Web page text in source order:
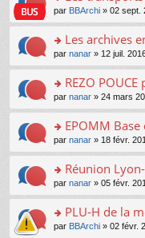
ré
c
e
nt
pl
u
s
ré
c
e
nt
n
le
pl
u
s
ré
c
e
nt
g
e
n
n
le
pl
u
s
ré
c
e
nt
e
s
a
g
e
n
n
le
pl
u
s
ré
c
e
nt
ult
er
le
m
e
s
a
g
e
n
n
le
pl
u
s
ré
c
o
n
s
ult
er
le
m
e
s
a
g
e
n
n
le
pl
par BBArchi » 02 sept.
o
n
s
ult
er
le
m
e
s
a
g
e
n
n
Les archives
par nanar » 12 juil.
o
n
s
ult
er
le
m
e
s
a
g
REZO
par nanar » 24 mars
o
n
s
ult
er
le
m
e
s
EPOMM
par nanar » 18 févr.
o
n
s
ult
er
Réunion
par nanar » 05 févr.
o
PLU-H de la
par BBArchi » 02 févr.